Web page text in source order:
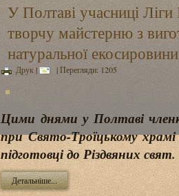
У Полтаві учасниці
творчу майстерню з
натуральної екосировини
Друк| | Перегляди: 1205
Цими днями у Полтаві
при Свято-Троїцькому
підготовці до Різдвяних свят.
Детальніше...